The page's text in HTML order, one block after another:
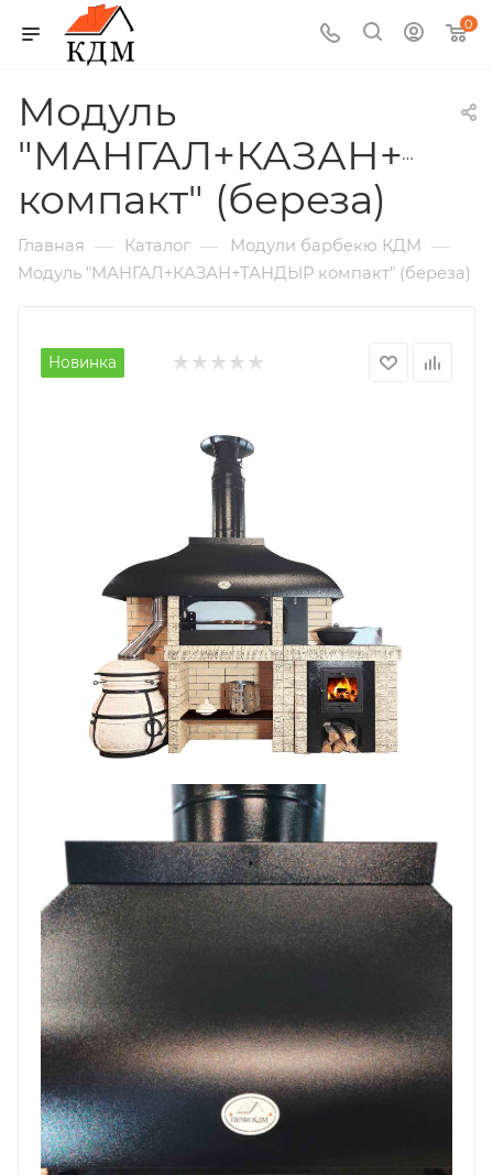
0
Модуль
компакт" (береза)
Главная — Каталог — Модули барбекю КДМ —
Модуль "МАНГАЛ+КАЗАН+ТАНДЫР компакт" (береза)
Новинка